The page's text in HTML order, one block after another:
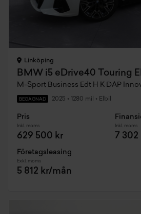
Linköping
BMW i5 eDrive40 Touring
M-Sport Business Edt H K DAP
BEGAGNAD 2025 • 1280 mil • Elbil
Pris
Inkl. moms
629 500 kr
Inkl. moms
7
Företagsleasing
Exkl. moms
5 812 kr/mån